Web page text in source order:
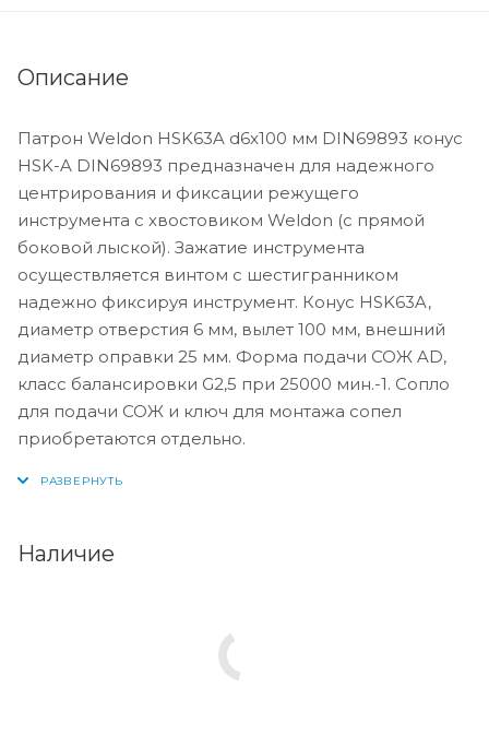
Описание
Патрон Weldon HSK63A d6x100 мм DIN69893 конус
HSK-A DIN69893 предназначен для надежного
центрирования и фиксации режущего
инструмента с хвостовиком Weldon (с прямой
боковой лыской). Зажатие инструмента
осуществляется винтом с шестигранником
надежно фиксируя инструмент. Конус HSK63A,
диаметр отверстия 6 мм, вылет 100 мм, внешний
диаметр оправки 25 мм. Форма подачи СОЖ AD,
класс балансировки G2,5 при 25000 мин.-1. Сопло
для подачи СОЖ и ключ для монтажа сопел
приобретаются отдельно.
Наличие